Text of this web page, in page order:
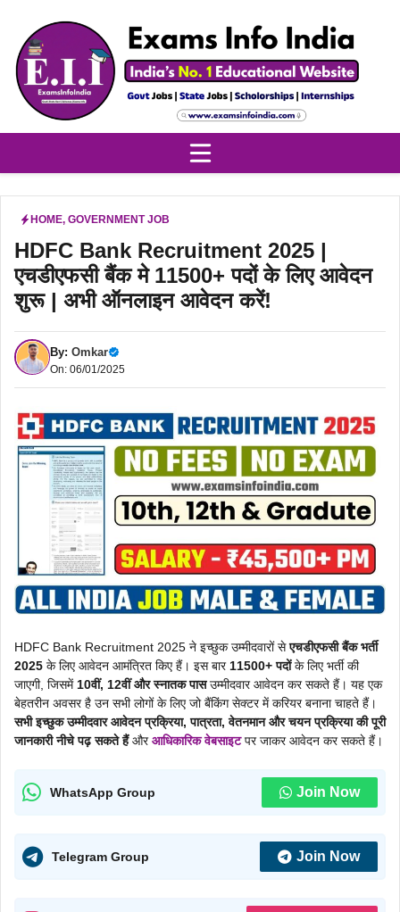
content
HOME, GOVERNMENT JOB
HDFC Bank Recruitment 2025 |
एचडीएफसी बैंक मे 11500+ पदों के लिए आवेदन
शुरू | अभी ऑनलाइन आवेदन करें!
By: Omkar
On: 06/01/2025
HDFC Bank Recruitment 2025 ने इच्छुक उम्मीदवारों सेएचडीएफसी बैंक भर्ती
2025 के लिए आवेदन आमंत्रित किए हैं। इस बार11500+ पदोंके लिए भर्ती की
जाएगी, जिसमें10वीं, 12वीं और स्नातक पासउम्मीदवार आवेदन कर सकते हैं। यह एक
बेहतरीन अवसर है उन सभी लोगों के लिए जो बैंकिंग सेक्टर में करियर बनाना चाहते हैं।
सभी इच्छुक उम्मीदवार आवेदन प्रक्रिया, पात्रता, वेतनमान और चयन प्रक्रिया की पूरी
जानकारी नीचे पढ़ सकते हैंऔरआधिकारिक वेबसाइटपर जाकर आवेदन कर सकते हैं।
WhatsApp Group Join Now
Telegram Group Join Now